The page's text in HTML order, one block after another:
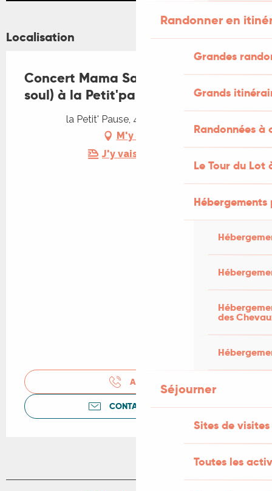
Randonner en
Grandes
Grands
Randonnées
Le Tour du Lot
des
Séjourner
Sites de visites
Toutes les
Localisation
Concert Mama Said (hip hop /
soul) à la Petit'pause à Faycelles
la Petit' Pause, 46100 Faycelles
M'y rendre
J'y vais en train !
APPELER
CONTACTEZ-NOUS